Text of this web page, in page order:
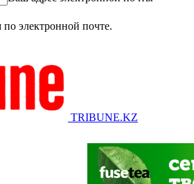
электронной почте.
TRIBUNE.KZ